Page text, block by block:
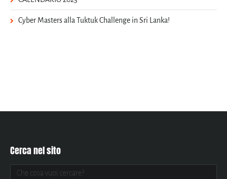
Cyber Masters alla Tuktuk Challenge in Sri Lanka!
Cerca nel sito